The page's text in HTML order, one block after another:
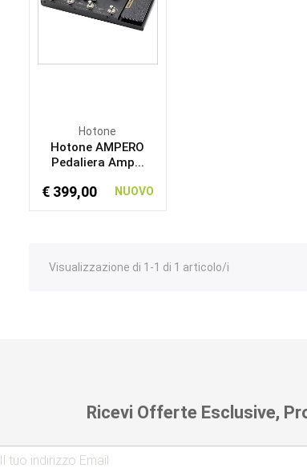
Hotone
Hotone AMPERO
Pedaliera Amp...
€ 399,00 NUOVO
Visualizzazione di 1-1 di 1 articolo/i
Ricevi Offerte Esclusive,